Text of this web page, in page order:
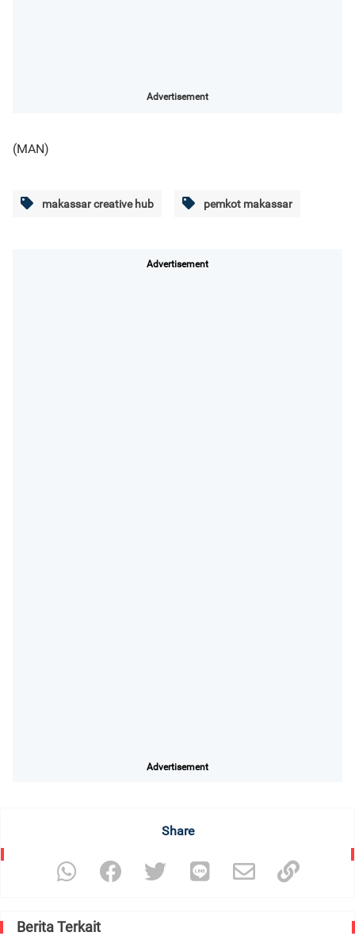
Advertisement
(MAN)
makassar creative hub pemkot makassar
Advertisement
Advertisement
Share
Berita Terkait